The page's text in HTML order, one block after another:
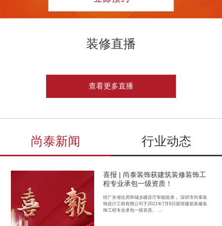
装修直播
查看更多直播
尚泰新闻 行业动态
喜报 | 尚泰装饰获建筑装修装饰工
程专业承包一级资质！
经广东省住房和城乡建设厅审核批准， 深圳市尚泰装
饰设计工程有限公司于2021年7月6日获得建筑装修装
饰工程专业承包一级资质。 ...